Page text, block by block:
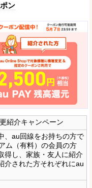
ン
紹介キャンペーン
、au回線をお持ちの方で
ム（有料）の会員の方
得し、家族・友人に紹介
介された方それぞれにau